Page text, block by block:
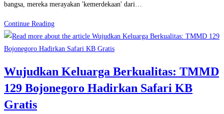
bangsa, mereka merayakan 'kemerdekaan' dari…
Continue ReadingSenyum
Warga
Merekah:
Beton
TMMD
Wujudkan Keluarga Berkualitas: TMMD
129 Bojonegoro Hadirkan Safari KB
Gratis